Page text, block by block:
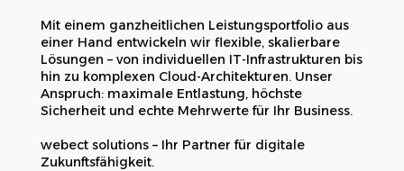
Mit einem ganzheitlichen Leistungsportfolio aus
einer Hand entwickeln wir flexible, skalierbare
Lösungen – von individuellen IT-Infrastrukturen bis
hin zu komplexen Cloud-Architekturen. Unser
Anspruch: maximale Entlastung, höchste
Sicherheit und echte Mehrwerte für Ihr Business.
webect solutions – Ihr Partner für digitale
Zukunftsfähigkeit.